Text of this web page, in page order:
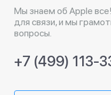
Мы знаем об Apple
для связи, и мы
вопросы.
+7 (499) 113-